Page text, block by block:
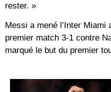
rester. »
Messi a mené l’Inter
premier match 3-1 contre
marqué le but du premier